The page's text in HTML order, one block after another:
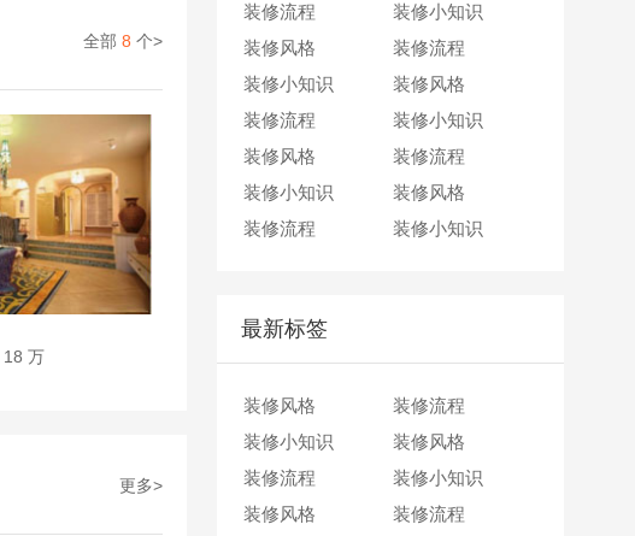
全部 8 个>
万
更多>
30分钟前 成都 孙先生抢到一个名额
50分钟前 成都 李女士抢到一个名额
2小时前 成都 王女士抢到一个名额
装修流程
装修小知识
装修风格
装修流程
装修小知识
装修风格
装修流程
装修小知识
装修风格
装修流程
装修小知识
装修风格
装修流程
装修小知识
最新标签
装修风格
装修流程
装修小知识
装修风格
装修流程
装修小知识
装修风格
装修流程